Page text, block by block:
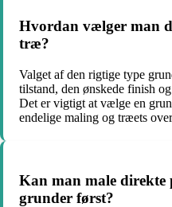
Hvordan vælger man
træ?
Valget af den rigtige type
tilstand, den ønskede finish
Det er vigtigt at vælge en
endelige maling og træets
Kan man male direkte
grunder først?